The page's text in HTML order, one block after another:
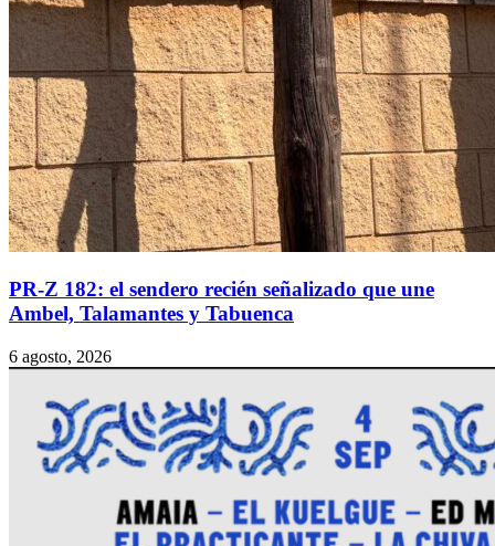
PR-Z 182: el sendero recién señalizado que une
Ambel, Talamantes y Tabuenca
6 agosto, 2026